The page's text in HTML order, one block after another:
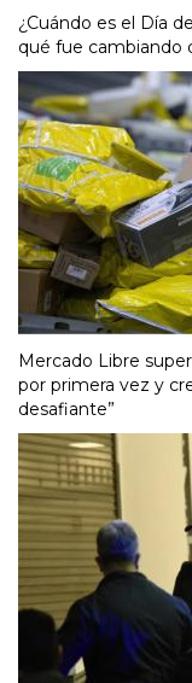
¿Cuándo es el Día
qué fue cambiando
Mercado Libre
por primera vez y
desafiante”